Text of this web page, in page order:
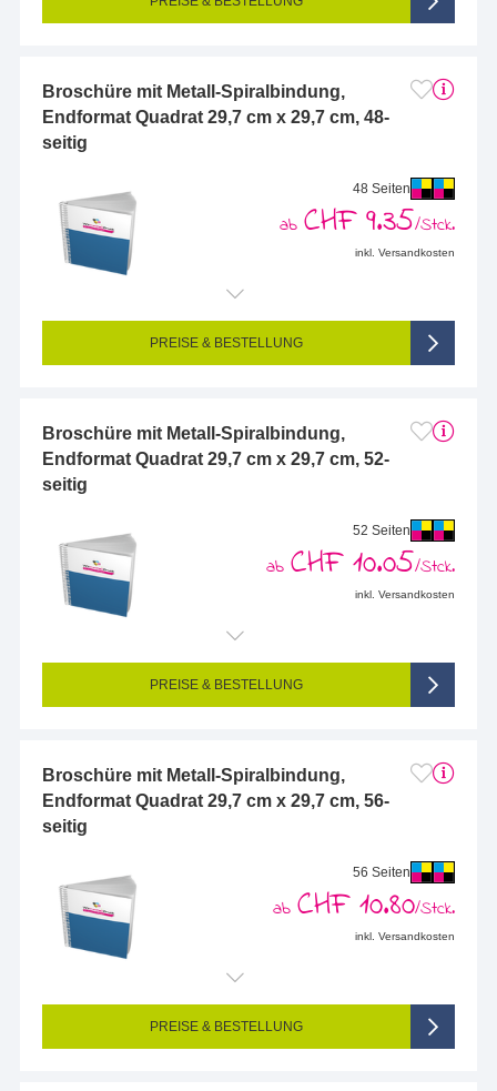
Broschüre mit Metall-Spiralbindung,
Endformat Quadrat 29,7 cm x 29,7 cm, 48-
seitig
48 Seiten
ab CHF 9.35/Stck.
inkl. Versandkosten
Endformat (bedruckte Fläche): 297 x 297 mm
Seitigkeit: 48-seitig (Vorderseite und Rückseite bedruckt)
4/4-farbig CMYK (vollfarbig bedruckt)
PREISE & BESTELLUNG
Broschüre mit Metall-Spiralbindung,
Endformat Quadrat 29,7 cm x 29,7 cm, 52-
seitig
52 Seiten
ab CHF 10.05/Stck.
inkl. Versandkosten
Endformat (bedruckte Fläche): 297 x 297 mm
Seitigkeit: 52-seitig (Vorderseite und Rückseite bedruckt)
4/4-farbig CMYK (vollfarbig bedruckt)
PREISE & BESTELLUNG
Broschüre mit Metall-Spiralbindung,
Endformat Quadrat 29,7 cm x 29,7 cm, 56-
seitig
56 Seiten
ab CHF 10.80/Stck.
inkl. Versandkosten
Endformat (bedruckte Fläche): 297 x 297 mm
Seitigkeit: 56-seitig (Vorderseite und Rückseite bedruckt)
4/4-farbig CMYK (vollfarbig bedruckt)
PREISE & BESTELLUNG